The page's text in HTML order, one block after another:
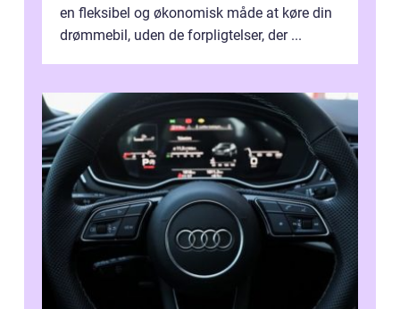
en fleksibel og økonomisk måde at køre din
drømmebil, uden de forpligtelser, der ...